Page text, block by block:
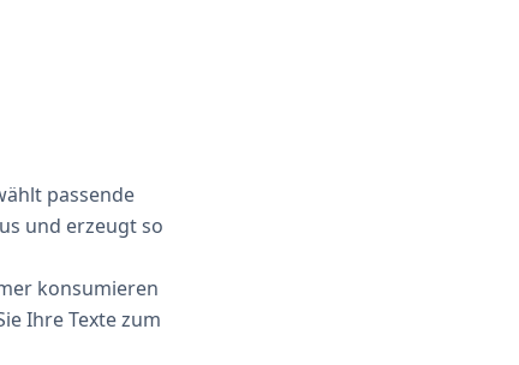
passende
und erzeugt so
konsumieren
Ihre Texte zum